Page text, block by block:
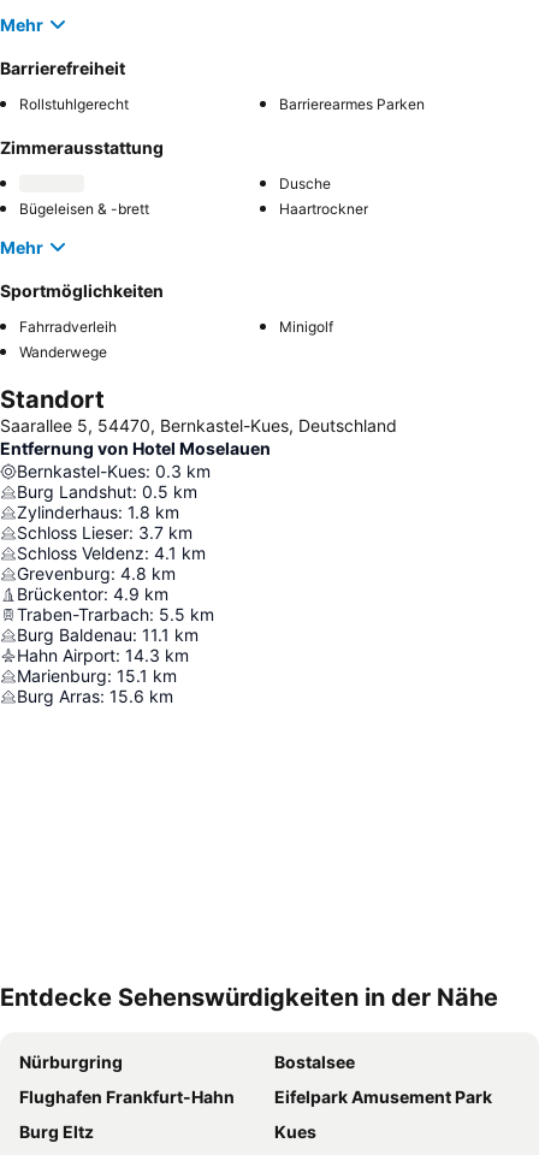
Mehr
Barrierefreiheit
Rollstuhlgerecht Barrierearmes Parken
Zimmerausstattung
Dusche
Bügeleisen & -brett
Haartrockner
Mehr
Sportmöglichkeiten
Fahrradverleih
Minigolf
Wanderwege
Standort
Saarallee 5, 54470, Bernkastel-Kues, Deutschland
Entfernung von Hotel Moselauen
Bernkastel-Kues: 0.3 km
Burg Landshut: 0.5 km
Zylinderhaus: 1.8 km
Schloss Lieser: 3.7 km
Schloss Veldenz: 4.1 km
Grevenburg: 4.8 km
Brückentor: 4.9 km
Traben-Trarbach: 5.5 km
Burg Baldenau: 11.1 km
Hahn Airport: 14.3 km
Marienburg: 15.1 km
Burg Arras: 15.6 km
Entdecke Sehenswürdigkeiten in der Nähe
Nürburgring
Bostalsee
Flughafen Frankfurt-Hahn
Eifelpark Amusement Park
Burg Eltz
Kues